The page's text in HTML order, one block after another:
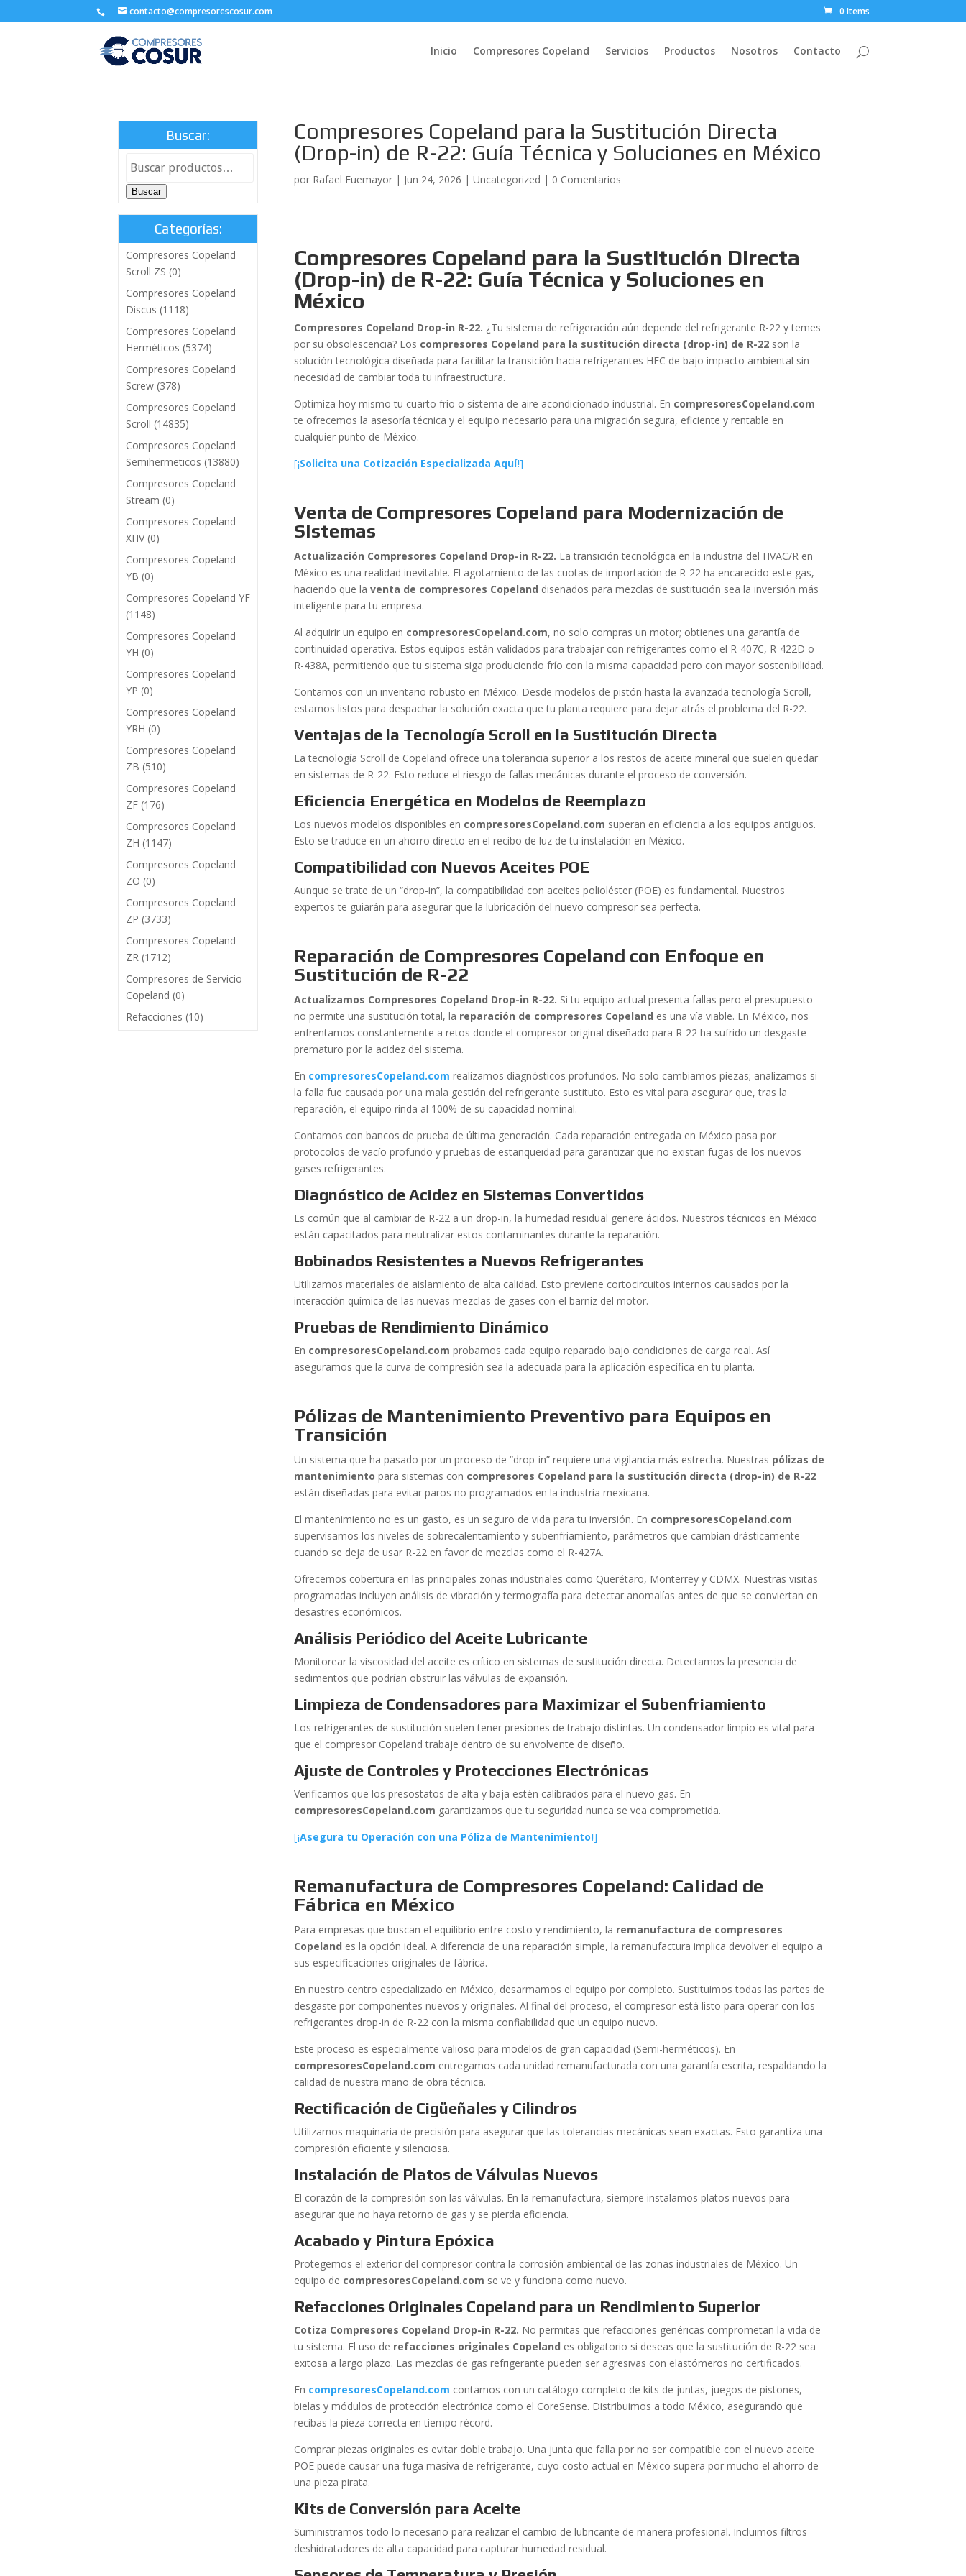
contacto@compresorescosur.com 0 Items
Inicio Compresores Copeland Servicios Productos Nosotros Contacto
Compresores Copeland para la Sustitución Directa
(Drop-in) de R-22: Guía Técnica y Soluciones en México
por Rafael Fuemayor | Jun 24, 2026 |Uncategorized | 0 Comentarios
Compresores Copeland para la Sustitución Directa
(Drop-in) de R-22: Guía Técnica y Soluciones en
México
Compresores Copeland Drop-in R-22. ¿Tu sistema de refrigeración aún depende del refrigerante R-22 y temes
por su obsolescencia? Los compresores Copeland para la sustitución directa (drop-in) de R-22 son la
solución tecnológica diseñada para facilitar la transición hacia refrigerantes HFC de bajo impacto ambiental sin
necesidad de cambiar toda tu infraestructura.
Optimiza hoy mismo tu cuarto frío o sistema de aire acondicionado industrial. En compresoresCopeland.com
te ofrecemos la asesoría técnica y el equipo necesario para una migración segura, eficiente y rentable en
cualquier punto de México.
[¡Solicita una Cotización Especializada Aquí!]
Venta de Compresores Copeland para Modernización de
Sistemas
Actualización Compresores Copeland Drop-in R-22. La transición tecnológica en la industria del HVAC/R en
México es una realidad inevitable. El agotamiento de las cuotas de importación de R-22 ha encarecido este gas,
haciendo que laventa de compresores Copeland diseñados para mezclas de sustitución sea la inversión más
inteligente para tu empresa.
Al adquirir un equipo en compresoresCopeland.com, no solo compras un motor; obtienes una garantía de
continuidad operativa. Estos equipos están validados para trabajar con refrigerantes como el R-407C, R-422D o
R-438A, permitiendo que tu sistema siga produciendo frío con la misma capacidad pero con mayor sostenibilidad.
Contamos con un inventario robusto en México. Desde modelos de pistón hasta la avanzada tecnología Scroll,
estamos listos para despachar la solución exacta que tu planta requiere para dejar atrás el problema del R-22.
Ventajas de la Tecnología Scroll en la Sustitución Directa
La tecnología Scroll de Copeland ofrece una tolerancia superior a los restos de aceite mineral que suelen quedar
en sistemas de R-22. Esto reduce el riesgo de fallas mecánicas durante el proceso de conversión.
Eficiencia Energética en Modelos de Reemplazo
Los nuevos modelos disponibles en compresoresCopeland.com superan en eficiencia a los equipos antiguos.
Esto se traduce en un ahorro directo en el recibo de luz de tu instalación en México.
Compatibilidad con Nuevos Aceites POE
Aunque se trate de un “drop-in”, la compatibilidad con aceites polioléster (POE) es fundamental. Nuestros
expertos te guiarán para asegurar que la lubricación del nuevo compresor sea perfecta.
Reparación de Compresores Copeland con Enfoque en
Sustitución de R-22
Actualizamos Compresores Copeland Drop-in R-22. Si tu equipo actual presenta fallas pero el presupuesto
no permite una sustitución total, la reparación de compresores Copeland es una vía viable. En México, nos
enfrentamos constantemente a retos donde el compresor original diseñado para R-22 ha sufrido un desgaste
prematuro por la acidez del sistema.
En compresoresCopeland.com realizamos diagnósticos profundos. No solo cambiamos piezas; analizamos si
la falla fue causada por una mala gestión del refrigerante sustituto. Esto es vital para asegurar que, tras la
reparación, el equipo rinda al 100% de su capacidad nominal.
Contamos con bancos de prueba de última generación. Cada reparación entregada en México pasa por
protocolos de vacío profundo y pruebas de estanqueidad para garantizar que no existan fugas de los nuevos
gases refrigerantes.
Diagnóstico de Acidez en Sistemas Convertidos
Es común que al cambiar de R-22 a un drop-in, la humedad residual genere ácidos. Nuestros técnicos en México
están capacitados para neutralizar estos contaminantes durante la reparación.
Bobinados Resistentes a Nuevos Refrigerantes
Utilizamos materiales de aislamiento de alta calidad. Esto previene cortocircuitos internos causados por la
interacción química de las nuevas mezclas de gases con el barniz del motor.
Pruebas de Rendimiento Dinámico
En compresoresCopeland.com probamos cada equipo reparado bajo condiciones de carga real. Así
aseguramos que la curva de compresión sea la adecuada para la aplicación específica en tu planta.
Pólizas de Mantenimiento Preventivo para Equipos en
Transición
Un sistema que ha pasado por un proceso de “drop-in” requiere una vigilancia más estrecha. Nuestras pólizas de
mantenimiento para sistemas con compresores Copeland para la sustitución directa (drop-in) de R-22
están diseñadas para evitar paros no programados en la industria mexicana.
El mantenimiento no es un gasto, es un seguro de vida para tu inversión. En compresoresCopeland.com
supervisamos los niveles de sobrecalentamiento y subenfriamiento, parámetros que cambian drásticamente
cuando se deja de usar R-22 en favor de mezclas como el R-427A.
Ofrecemos cobertura en las principales zonas industriales como Querétaro, Monterrey y CDMX. Nuestras visitas
programadas incluyen análisis de vibración y termografía para detectar anomalías antes de que se conviertan en
desastres económicos.
Análisis Periódico del Aceite Lubricante
Monitorear la viscosidad del aceite es crítico en sistemas de sustitución directa. Detectamos la presencia de
sedimentos que podrían obstruir las válvulas de expansión.
Limpieza de Condensadores para Maximizar el Subenfriamiento
Los refrigerantes de sustitución suelen tener presiones de trabajo distintas. Un condensador limpio es vital para
que el compresor Copeland trabaje dentro de su envolvente de diseño.
Ajuste de Controles y Protecciones Electrónicas
Verificamos que los presostatos de alta y baja estén calibrados para el nuevo gas. En
compresoresCopeland.com garantizamos que tu seguridad nunca se vea comprometida.
[¡Asegura tu Operación con una Póliza de Mantenimiento!]
Remanufactura de Compresores Copeland: Calidad de
Fábrica en México
Para empresas que buscan el equilibrio entre costo y rendimiento, la remanufactura de compresores
Copeland es la opción ideal. A diferencia de una reparación simple, la remanufactura implica devolver el equipo a
sus especificaciones originales de fábrica.
En nuestro centro especializado en México, desarmamos el equipo por completo. Sustituimos todas las partes de
desgaste por componentes nuevos y originales. Al final del proceso, el compresor está listo para operar con los
refrigerantes drop-in de R-22 con la misma confiabilidad que un equipo nuevo.
Este proceso es especialmente valioso para modelos de gran capacidad (Semi-herméticos). En
compresoresCopeland.com entregamos cada unidad remanufacturada con una garantía escrita, respaldando la
calidad de nuestra mano de obra técnica.
Rectificación de Cigüeñales y Cilindros
Utilizamos maquinaria de precisión para asegurar que las tolerancias mecánicas sean exactas. Esto garantiza una
compresión eficiente y silenciosa.
Instalación de Platos de Válvulas Nuevos
El corazón de la compresión son las válvulas. En la remanufactura, siempre instalamos platos nuevos para
asegurar que no haya retorno de gas y se pierda eficiencia.
Acabado y Pintura Epóxica
Protegemos el exterior del compresor contra la corrosión ambiental de las zonas industriales de México. Un
equipo de compresoresCopeland.com se ve y funciona como nuevo.
Refacciones Originales Copeland para un Rendimiento Superior
Cotiza Compresores Copeland Drop-in R-22. No permitas que refacciones genéricas comprometan la vida de
tu sistema. El uso de refacciones originales Copeland es obligatorio si deseas que la sustitución de R-22 sea
exitosa a largo plazo. Las mezclas de gas refrigerante pueden ser agresivas con elastómeros no certificados.
En compresoresCopeland.com contamos con un catálogo completo de kits de juntas, juegos de pistones,
bielas y módulos de protección electrónica como el CoreSense. Distribuimos a todo México, asegurando que
recibas la pieza correcta en tiempo récord.
Comprar piezas originales es evitar doble trabajo. Una junta que falla por no ser compatible con el nuevo aceite
POE puede causar una fuga masiva de refrigerante, cuyo costo actual en México supera por mucho el ahorro de
una pieza pirata.
Kits de Conversión para Aceite
Suministramos todo lo necesario para realizar el cambio de lubricante de manera profesional. Incluimos filtros
deshidratadores de alta capacidad para capturar humedad residual.
Buscar:
Buscar
Categorías:
Compresores Copeland
Scroll ZS (0)
Compresores Copeland
Discus (1118)
Compresores Copeland
Herméticos (5374)
Compresores Copeland
Screw (378)
Compresores Copeland
Scroll (14835)
Compresores Copeland
Semihermeticos (13880)
Compresores Copeland
Stream (0)
Compresores Copeland
XHV (0)
Compresores Copeland
YB (0)
Compresores Copeland YF
(1148)
Compresores Copeland
YH (0)
Compresores Copeland
YP (0)
Compresores Copeland
YRH (0)
Compresores Copeland
ZB (510)
Compresores Copeland
ZF (176)
Compresores Copeland
ZH (1147)
Compresores Copeland
ZO (0)
Compresores Copeland
ZP (3733)
Compresores Copeland
ZR (1712)
Compresores de Servicio
Copeland (0)
Refacciones (10)